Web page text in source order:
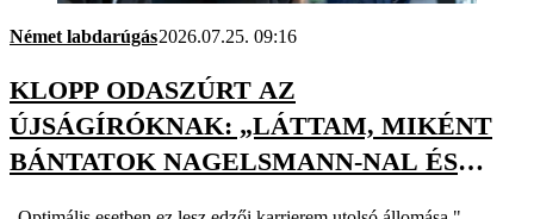
Német labdarúgás2026.07.25. 09:16
KLOPP ODASZÚRT AZ
ÚJSÁGÍRÓKNAK: „LÁTTAM, MIKÉNT
BÁNTATOK NAGELSMANN-NAL ÉS